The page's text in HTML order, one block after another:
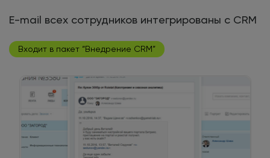
E-mail всех сотрудников интегрированы с CRM
Входит в пакет “Внедрение CRM”